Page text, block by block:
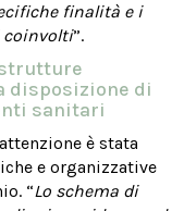
finalità e i
”.
disposizione di
sanitari
è stata
e organizzative
“Lo schema di